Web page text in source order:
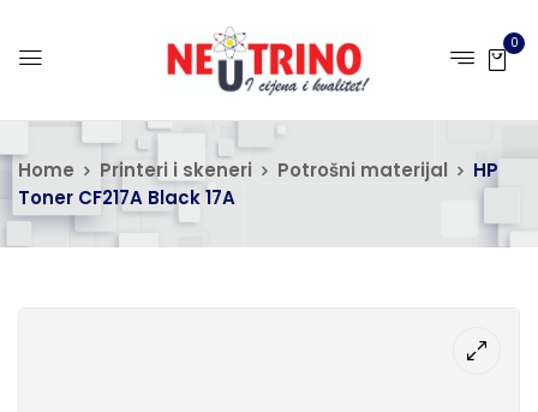
0
Home Printeri i skeneri Potrošni materijal
HP
Toner CF217A Black 17A